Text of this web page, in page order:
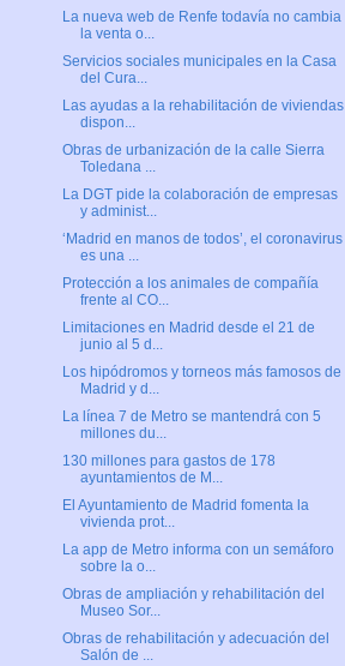
La nueva web de Renfe todavía no cambia
la venta o...
Servicios sociales municipales en la Casa
del Cura...
Las ayudas a la rehabilitación de viviendas
dispon...
Obras de urbanización de la calle Sierra
Toledana ...
La DGT pide la colaboración de empresas
y administ...
‘Madrid en manos de todos’, el coronavirus
es una ...
Protección a los animales de compañía
frente al CO...
Limitaciones en Madrid desde el 21 de
junio al 5 d...
Los hipódromos y torneos más famosos de
Madrid y d...
La línea 7 de Metro se mantendrá con 5
millones du...
130 millones para gastos de 178
ayuntamientos de M...
El Ayuntamiento de Madrid fomenta la
vivienda prot...
La app de Metro informa con un semáforo
sobre la o...
Obras de ampliación y rehabilitación del
Museo Sor...
Obras de rehabilitación y adecuación del
Salón de ...